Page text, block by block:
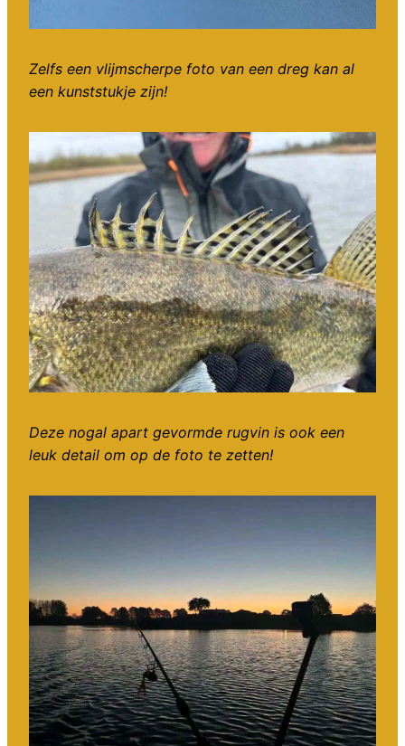
Zelfs een vlijmscherpe foto van een dreg kan al
een kunststukje zijn!
Deze nogal apart gevormde rugvin is ook een
leuk detail om op de foto te zetten!